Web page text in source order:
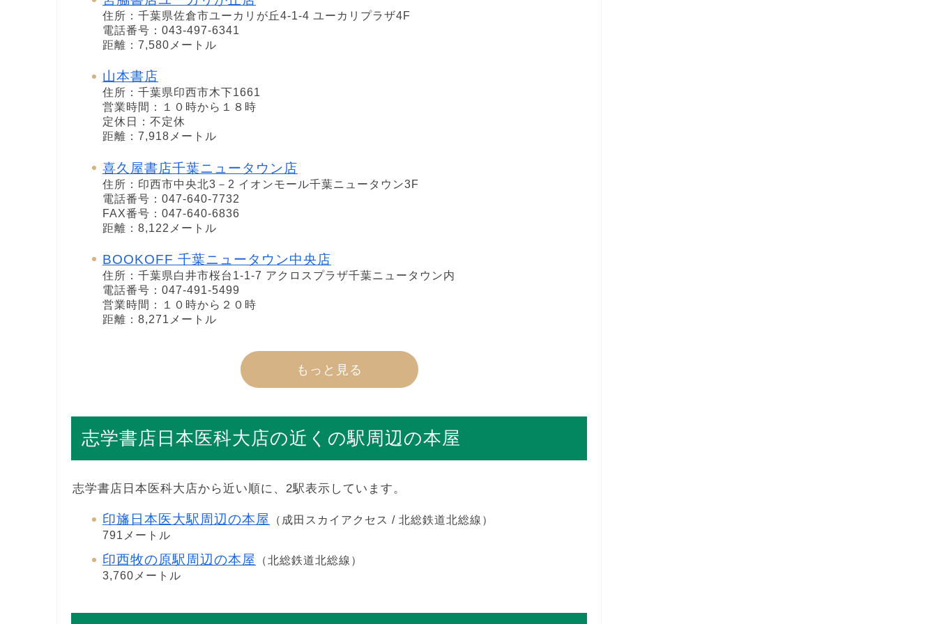
住所：千葉県佐倉市ユーカリが丘4-1-4 ユーカリプラザ4F
電話番号：043-497-6341
距離：7,580メートル
山本書店
住所：千葉県印西市木下1661
営業時間：１０時から１８時
定休日：不定休
距離：7,918メートル
喜久屋書店千葉ニュータウン店
住所：印西市中央北3－2 イオンモール千葉ニュータウン3F
電話番号：047-640-7732
FAX番号：047-640-6836
距離：8,122メートル
BOOKOFF 千葉ニュータウン中央店
住所：千葉県白井市桜台1-1-7 アクロスプラザ千葉ニュータウン内
電話番号：047-491-5499
営業時間：１０時から２０時
距離：8,271メートル
もっと見る
志学書店日本医科大店の近くの駅周辺の本屋
志学書店日本医科大店から近い順に、2駅表示しています。
印旛日本医大駅周辺の本屋
（成田スカイアクセス / 北総鉄道北総線）
791メートル
印西牧の原駅周辺の本屋
（北総鉄道北総線）
3,760メートル